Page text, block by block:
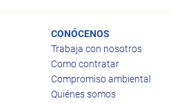
CONÓCENOS
Trabaja con nosotros
Como contratar
Compromiso ambiental
Quiénes somos